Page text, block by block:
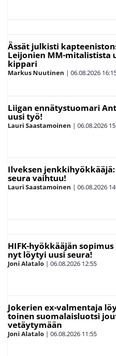
Ässät julkisti
Leijonien MM-mitalistista
kippari
Markus Nuutinen | 06.08.2026
Liigan ennätystuomari
uusi työ!
Lauri Saastamoinen | 06.08.2026
Ilveksen jenkkihyökkääjä:
seura vaihtuu!
Lauri Saastamoinen | 06.08.2026
HIFK-hyökkääjän
nyt löytyi uusi seura!
Joni Alatalo | 06.08.2026 12:55
Jokerien ex-valmentaja
toinen suomalaisluotsi
vetäytymään
Joni Alatalo | 06.08.2026 11:55